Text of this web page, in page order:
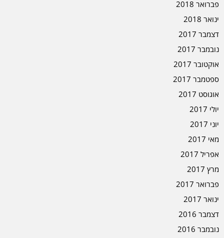
פברואר 2018
ינואר 2018
דצמבר 2017
נובמבר 2017
אוקטובר 2017
ספטמבר 2017
אוגוסט 2017
יולי 2017
יוני 2017
מאי 2017
אפריל 2017
מרץ 2017
פברואר 2017
ינואר 2017
דצמבר 2016
נובמבר 2016